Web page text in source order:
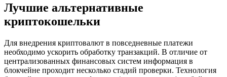
Лучшие альтернативные
криптокошельки
Для внедрения криптовалют в повседневные платежи
необходимо ускорить обработку транзакций. В отличие от
централизованных финансовых систем информация в
блокчейне проходит несколько стадий проверки. Технология